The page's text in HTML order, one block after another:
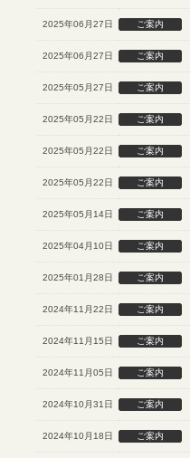
2025年06月27日 ご案内
2025年06月27日 ご案内
2025年05月27日 ご案内
2025年05月22日 ご案内
2025年05月22日 ご案内
2025年05月22日 ご案内
2025年05月14日 ご案内
2025年04月10日 ご案内
2025年01月28日 ご案内
2024年11月22日 ご案内
2024年11月15日 ご案内
2024年11月05日 ご案内
2024年10月31日 ご案内
2024年10月18日 ご案内